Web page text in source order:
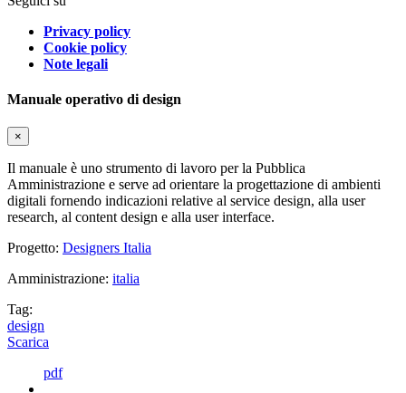
Privacy policy
Cookie policy
Note legali
Manuale operativo di design
×
Il manuale è uno strumento di lavoro per la Pubblica
Amministrazione e serve ad orientare la progettazione di ambienti
digitali fornendo indicazioni relative al service design, alla user
research, al content design e alla user interface.
Progetto: Designers Italia
Amministrazione: italia
Tag:
design
Scarica
pdf